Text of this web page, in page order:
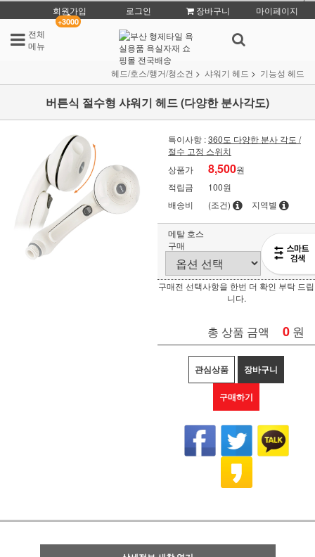
회원가입
+3000
로그인 장바구니
마이페이지
전체
메뉴
헤드/호스/행거/청소건 샤워기 헤드 기능성 헤드
버튼식 절수형 샤워기 헤드 (다양한 분사각도)
특이사항 :360도 다양한 분사 각도 /
절수 고정 스위치
상품가
8,500원
적립금
100원
배송비
(조건) 지역별
메탈 호스
구매
구매전 선택사항을 한번 더 확인 부탁 드립
니다.
총 상품 금액 0 원
관심상품 장바구니
구매하기